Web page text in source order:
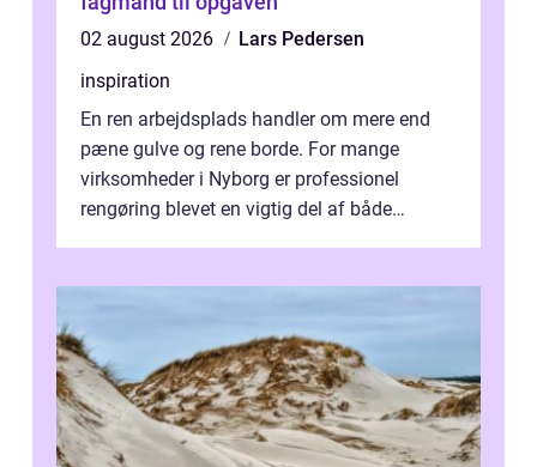
02 august 2026
Lars Pedersen
inspiration
En ren arbejdsplads handler om mere end
pæne gulve og rene borde. For mange
virksomheder i Nyborg er professionel
rengøring blevet en vigtig del af både